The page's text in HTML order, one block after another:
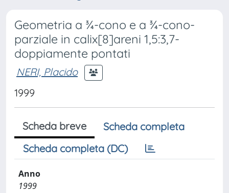
Geometria a ¾-cono e a ¾-cono-
parziale in calix[8]areni 1,5:3,7-
doppiamente pontati
NERI, Placido
1999
Scheda breve
Scheda completa
Scheda completa (DC)
Anno
1999